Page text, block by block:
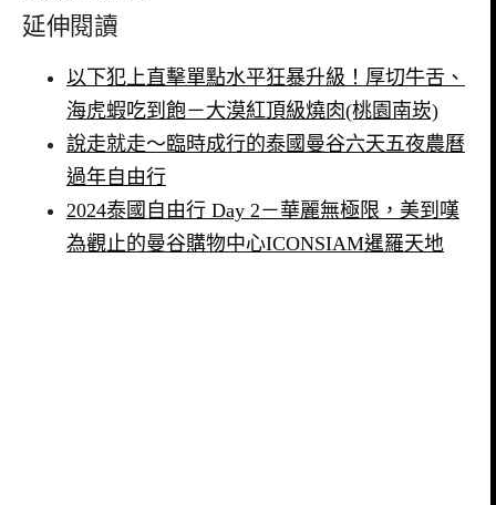
延伸閱讀
以下犯上直擊單點水平狂暴升級！厚切牛舌、
海虎蝦吃到飽－大漠紅頂級燒肉(桃園南崁)
說走就走～臨時成行的泰國曼谷六天五夜農曆
過年自由行
2024泰國自由行 Day 2－華麗無極限，美到嘆
為觀止的曼谷購物中心ICONSIAM暹羅天地